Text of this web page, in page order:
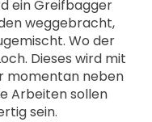
ein Greifbagger
weggebracht,
Wo der
Dieses wird mit
momentan neben
Arbeiten sollen
sein.